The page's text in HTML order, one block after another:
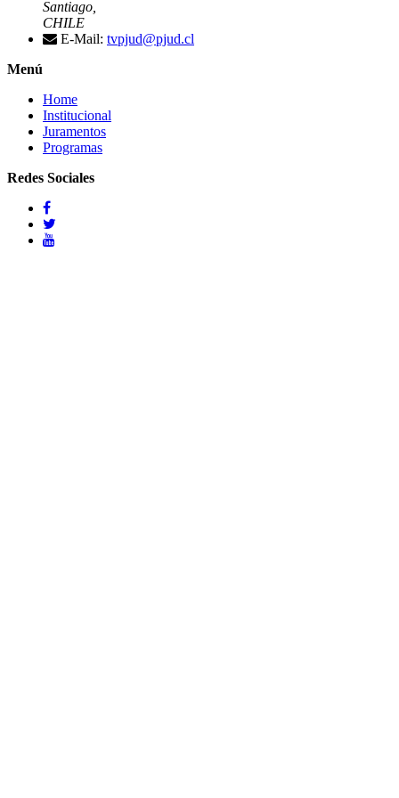
Santiago,
CHILE
E-Mail: tvpjud@pjud.cl
Menú
Home
Institucional
Juramentos
Programas
Redes Sociales